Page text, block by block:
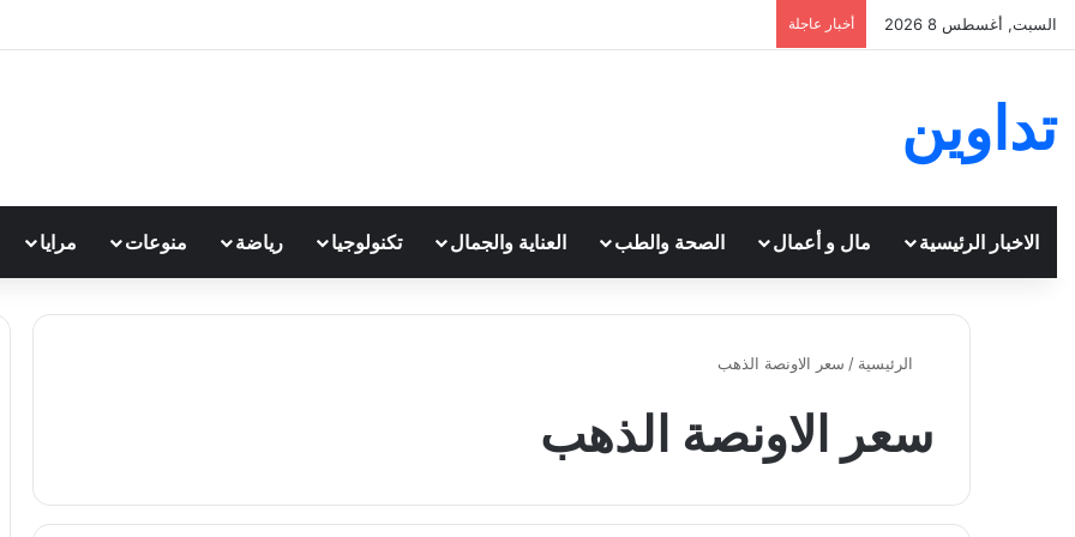
السبت, أغسطس 8 2026 أخبار عاجلة
تداوين
الاخبار الرئيسية مال و أعمال الصحة والطب العناية والجمال تكنولوجيا رياضة منوعات مرايا
الرئيسية / سعر الاونصة الذهب
سعر الاونصة الذهب